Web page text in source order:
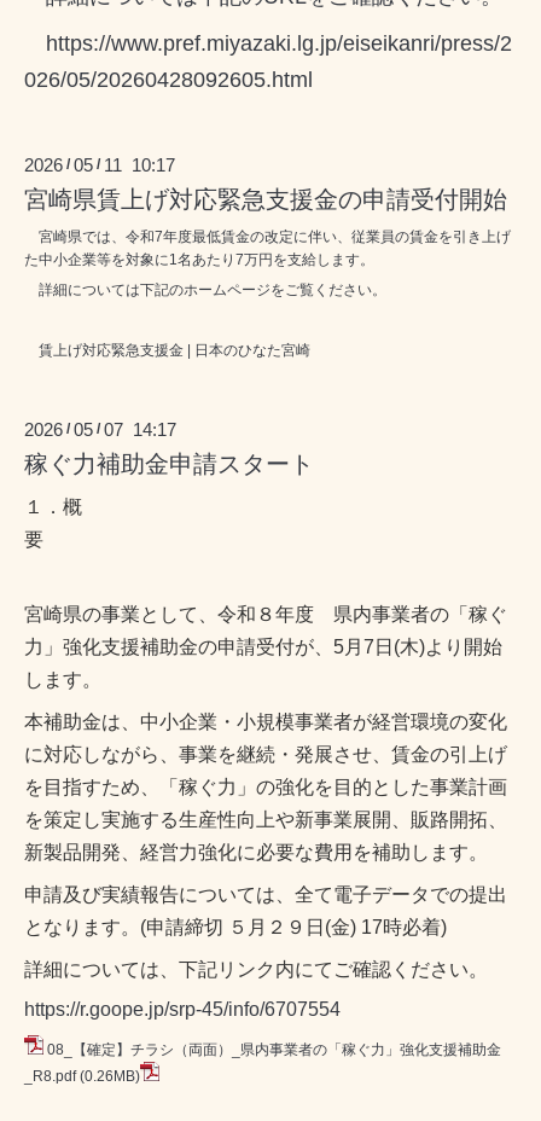
https://www.pref.miyazaki.lg.jp/eiseikanri/press/2
026/05/20260428092605.html
2026 /05 / 11 10:17
宮崎県賃上げ対応緊急支援金の申請受付開始
宮崎県では、令和7年度最低賃金の改定に伴い、従業員の賃金を引き上げ
た中小企業等を対象に1名あたり7万円を支給します。
詳細については下記のホームページをご覧ください。
賃上げ対応緊急支援金 | 日本のひなた宮崎
2026 /05 /07 14:17
稼ぐ力補助金申請スタート
１．概
要
宮崎県の事業として、令和８年度 県内事業者の「稼ぐ
力」強化支援補助金の申請受付が、5月7日(木)より開始
します。
本補助金は、中小企業・小規模事業者が経営環境の変化
に対応しながら、事業を継続・発展させ、賃金の引上げ
を目指すため、「稼ぐ力」の強化を目的とした事業計画
を策定し実施する生産性向上や新事業展開、販路開拓、
新製品開発、経営力強化に必要な費用を補助します。
申請及び実績報告については、全て電子データでの提出
となります。(申請締切 ５月２９日(金) 17時必着)
詳細については、下記リンク内にてご確認ください。
https://r.goope.jp/srp-45/info/6707554
08_【確定】チラシ（両面）_県内事業者の「稼ぐ力」強化支援補助金
_R8.pdf (0.26MB)